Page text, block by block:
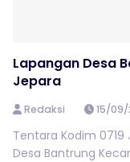
Lapangan Desa
Jepara
Redaksi 15/09/
Tentara Kodim
Desa Bantrung